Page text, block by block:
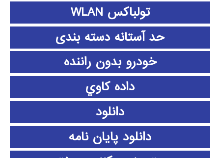
تولباکس WLAN
حد آستانه دسته بندی
خودرو بدون راننده
داده كاوي
دانلود
دانلود پايان نامه